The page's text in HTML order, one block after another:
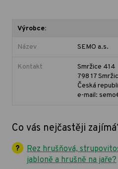
Výrobce:
Název SEMO a.s.
Kontakt
Smržice 414
798 17
Česká
e-mail:
Co vás nejčastěji
Rez hrušňová,
jabloně a hrušně na jaře?